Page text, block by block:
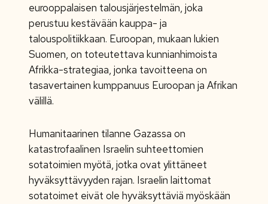
eurooppalaisen talousjärjestelmän, joka
perustuu kestävään kauppa- ja
talouspolitiikkaan. Euroopan, mukaan lukien
Suomen, on toteutettava kunnianhimoista
Afrikka-strategiaa, jonka tavoitteena on
tasavertainen kumppanuus Euroopan ja Afrikan
välillä.
Humanitaarinen tilanne Gazassa on
katastrofaalinen Israelin suhteettomien
sotatoimien myötä, jotka ovat ylittäneet
hyväksyttävyyden rajan. Israelin laittomat
sotatoimet eivät ole hyväksyttäviä myöskään